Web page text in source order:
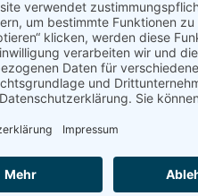
ist der VPAX ein